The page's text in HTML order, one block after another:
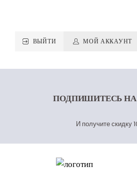
ВЫЙТИ МОЙ АККАУНТ
ПОДПИШИТЕСЬ
И получите скидку